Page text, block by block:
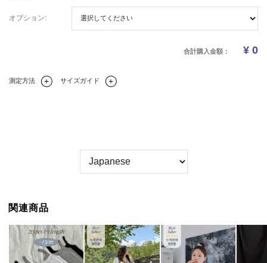
オプション:
合計購入金額： ¥ 0
測定方法 サイズガイド
関連商品